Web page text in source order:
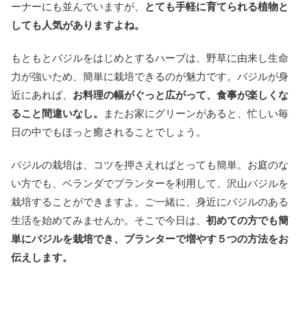
ーナーにも並んでいますが、
とても手軽に育てられる植物と
しても人気がありますよね。
もともとバジルをはじめとするハーブは、野草に由来し生命
力が強いため、簡単に栽培できるのが魅力です。バジルが身
近にあれば、 お料理の幅がぐっと広がって、食事が楽しくな
ること間違いなし。
またお家にグリーンがあると、忙しい毎
日の中でもほっと癒されることでしょう。
バジルの栽培は、コツを押さえればとっても簡単。お庭のな
い方でも、ベランダでプランターを利用して、沢山バジルを
栽培することができますよ。ご一緒に、身近にバジルのある
生活を始めてみませんか。そこで今日は、 初めての方でも簡
単にバジルを栽培でき、プランターで増やす５つの方法をお
伝えします。